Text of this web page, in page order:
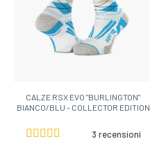
CALZE RSX EVO "BURLINGTON"
BIANCO/BLU - COLLECTOR EDITION
3 recensioni